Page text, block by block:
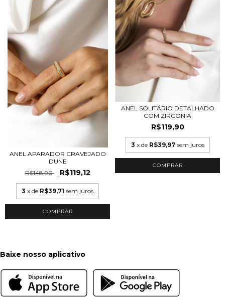
ANEL APARADOR CRAVEJADO
DUNE
R$148,90
R$119,12
3 x de R$39,71 sem juros
COMPRAR
ANEL SOLITÁRIO DETALHADO
COM ZIRCONIA
R$119,90
3 x de R$39,97 sem juros
COMPRAR
Baixe nosso aplicativo